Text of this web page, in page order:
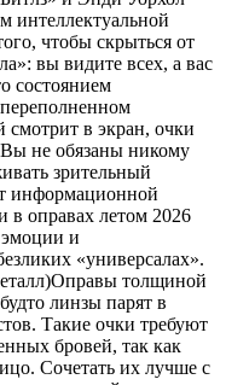
интеллектуальной
чтобы скрыться от
вы видите всех, а вас
состоянием
смотрит в экран, очки
Вы не обязаны никому
зрительный
информационной
в оправах летом 2026
и
«универсалах».
толщиной
линзы парят в
Такие очки требуют
бровей, так как
Сочетать их лучше с